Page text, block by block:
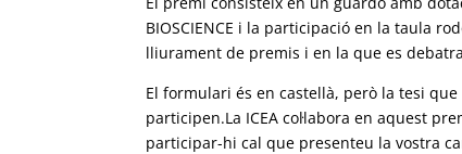
BIOSCIENCE i la participació en la taula
lliurament de premis i en la que es
El formulari és en castellà, però la tesi
participen.La ICEA col·labora en aquest
participar-hi cal que presenteu la vostra